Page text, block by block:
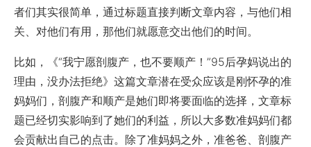
者们其实很简单，通过标题直接判断文章内容，与他们相
关、对他们有用，那他们就愿意交出他们的时间。
比如 ，《“我宁愿剖腹产，也不要顺产！”95后孕妈说出的
理由，没办法拒绝》这篇文章潜在受众应该是刚怀孕的准
妈妈们，剖腹产和顺产是她们即将要面临的选择，文章标
题已经切实影响到了她们的利益，所以大多数准妈妈们都
会贡献出自己的点击。除了准妈妈之外，准爸爸、剖腹产